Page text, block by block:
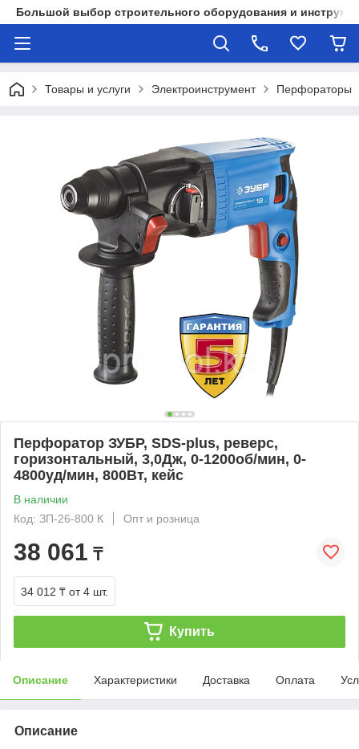
Большой выбор строительного оборудования и
Товары и услуги Электроинструмент Перфораторы
Перфоратор ЗУБР, SDS-plus, реверс,
горизонтальный, 3,0Дж, 0-1200об/мин, 0-
4800уд/мин, 800Вт, кейс
В наличии
Код: ЗП-26-800 К
Опт и розница
38 061 ₸
34 012 ₸ от 4 шт.
Купить
Описание Характеристики Доставка Оплата
Описание